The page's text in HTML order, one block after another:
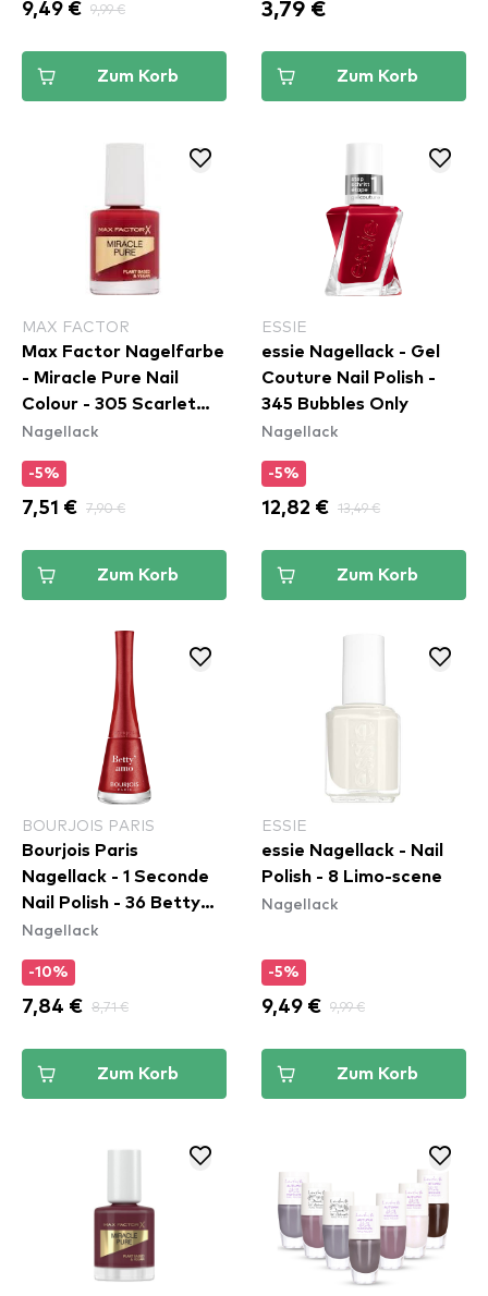
9,49 € 9,99 €
Zum Korb
3,79 €
Zum Korb
MAX FACTOR
Max Factor Nagelfarbe
- Miracle Pure Nail
Colour - 305 Scarlet
Poppy
Nagellack
-5%
7,51 € 7,90 €
Zum Korb
ESSIE
essie Nagellack - Gel
Couture Nail Polish -
345 Bubbles Only
Nagellack
-5%
12,82 € 13,49 €
Zum Korb
BOURJOIS PARIS
Bourjois Paris
Nagellack - 1 Seconde
Nail Polish - 36 Betty
´Amo
Nagellack
-10%
7,84 € 8,71 €
Zum Korb
ESSIE
essie Nagellack - Nail
Polish - 8 Limo-scene
Nagellack
-5%
9,49 € 9,99 €
Zum Korb